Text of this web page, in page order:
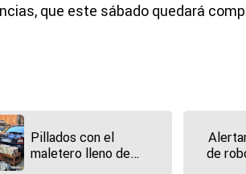
que este sábado quedará
Pillados con el
maletero lleno de
de